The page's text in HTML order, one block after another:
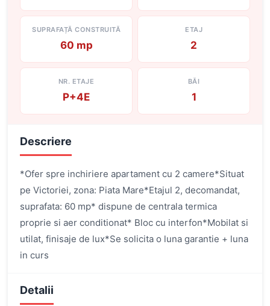
SUPRAFAȚĂ CONSTRUITĂ
60 mp
ETAJ
2
NR. ETAJE
P+4E
BĂI
1
Descriere
*Ofer spre inchiriere apartament cu 2 camere*Situat
pe Victoriei, zona: Piata Mare*Etajul 2, decomandat,
suprafata: 60 mp* dispune de centrala termica
proprie si aer conditionat* Bloc cu interfon*Mobilat si
utilat, finisaje de lux*Se solicita o luna garantie + luna
in curs
Detalii